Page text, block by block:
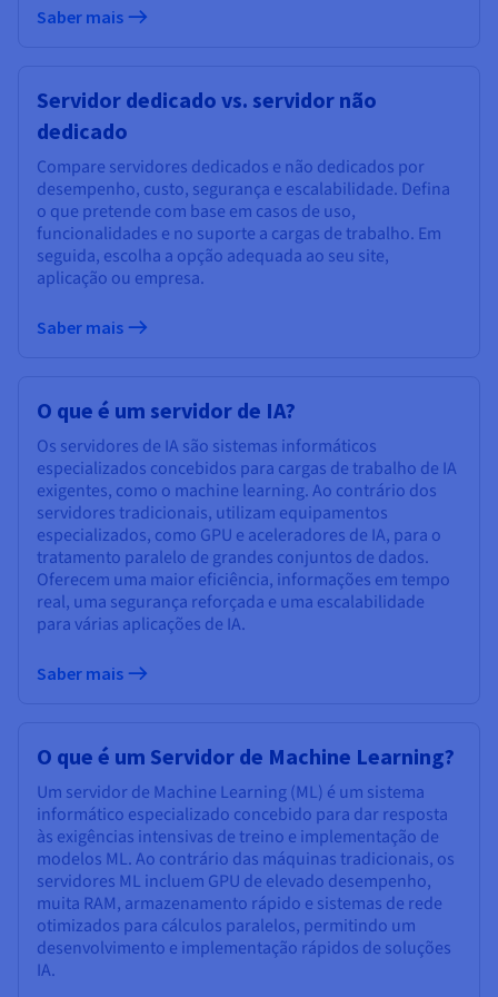
Saber mais
Servidor dedicado vs. servidor não
dedicado
Compare servidores dedicados e não dedicados por
desempenho, custo, segurança e escalabilidade. Defina
o que pretende com base em casos de uso,
funcionalidades e no suporte a cargas de trabalho. Em
seguida, escolha a opção adequada ao seu site,
aplicação ou empresa.
Saber mais
O que é um servidor de IA?
Os servidores de IA são sistemas informáticos
especializados concebidos para cargas de trabalho de IA
exigentes, como o machine learning. Ao contrário dos
servidores tradicionais, utilizam equipamentos
especializados, como GPU e aceleradores de IA, para o
tratamento paralelo de grandes conjuntos de dados.
Oferecem uma maior eficiência, informações em tempo
real, uma segurança reforçada e uma escalabilidade
para várias aplicações de IA.
Saber mais
O que é um Servidor de Machine Learning?
Um servidor de Machine Learning (ML) é um sistema
informático especializado concebido para dar resposta
às exigências intensivas de treino e implementação de
modelos ML. Ao contrário das máquinas tradicionais, os
servidores ML incluem GPU de elevado desempenho,
muita RAM, armazenamento rápido e sistemas de rede
otimizados para cálculos paralelos, permitindo um
desenvolvimento e implementação rápidos de soluções
IA.